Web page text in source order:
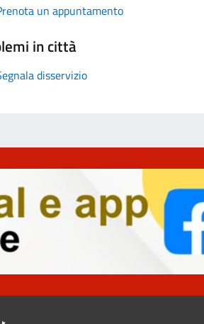
un appuntamento
in città
disservizio